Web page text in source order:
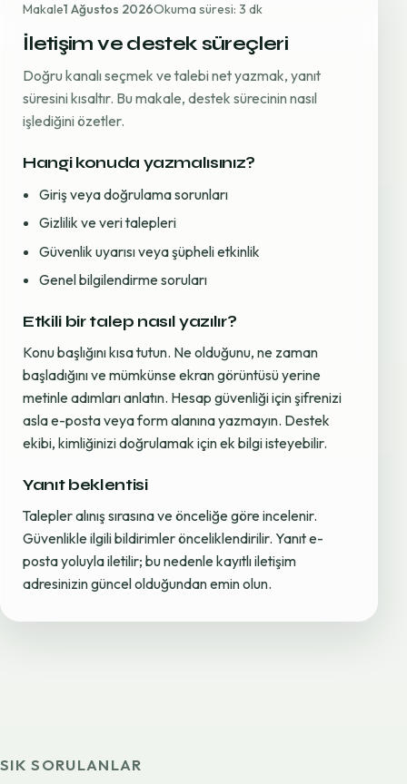
Makale1 Ağustos 2026Okuma süresi: 3 dk
İletişim ve destek süreçleri
Doğru kanalı seçmek ve talebi net yazmak, yanıt
süresini kısaltır. Bu makale, destek sürecinin nasıl
işlediğini özetler.
Hangi konuda yazmalısınız?
Giriş veya doğrulama sorunları
Gizlilik ve veri talepleri
Güvenlik uyarısı veya şüpheli etkinlik
Genel bilgilendirme soruları
Etkili bir talep nasıl yazılır?
Konu başlığını kısa tutun. Ne olduğunu, ne zaman
başladığını ve mümkünse ekran görüntüsü yerine
metinle adımları anlatın. Hesap güvenliği için şifrenizi
asla e-posta veya form alanına yazmayın. Destek
ekibi, kimliğinizi doğrulamak için ek bilgi isteyebilir.
Yanıt beklentisi
Talepler alınış sırasına ve önceliğe göre incelenir.
Güvenlikle ilgili bildirimler önceliklendirilir. Yanıt e-
posta yoluyla iletilir; bu nedenle kayıtlı iletişim
adresinizin güncel olduğundan emin olun.
SIK SORULANLAR